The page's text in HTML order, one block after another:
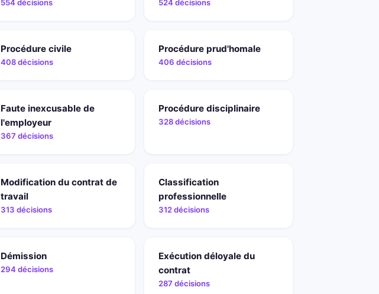
554 décisions 524 décisions
Procédure civile
408 décisions
Procédure prud'homale
406 décisions
Faute inexcusable de
l'employeur
367 décisions
Procédure disciplinaire
328 décisions
Modification du contrat de
travail
313 décisions
Classification
professionnelle
312 décisions
Démission
294 décisions
Exécution déloyale du
contrat
287 décisions